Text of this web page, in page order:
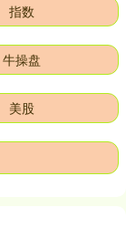
指数
牛操盘
美股